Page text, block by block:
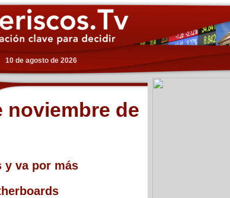
10 de agosto de 2026
noviembre de
y va por más